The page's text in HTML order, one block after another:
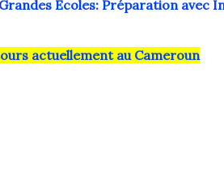
Ecoles: Préparation avec
actuellement au Cameroun